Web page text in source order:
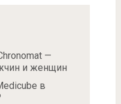
—
и женщин
в